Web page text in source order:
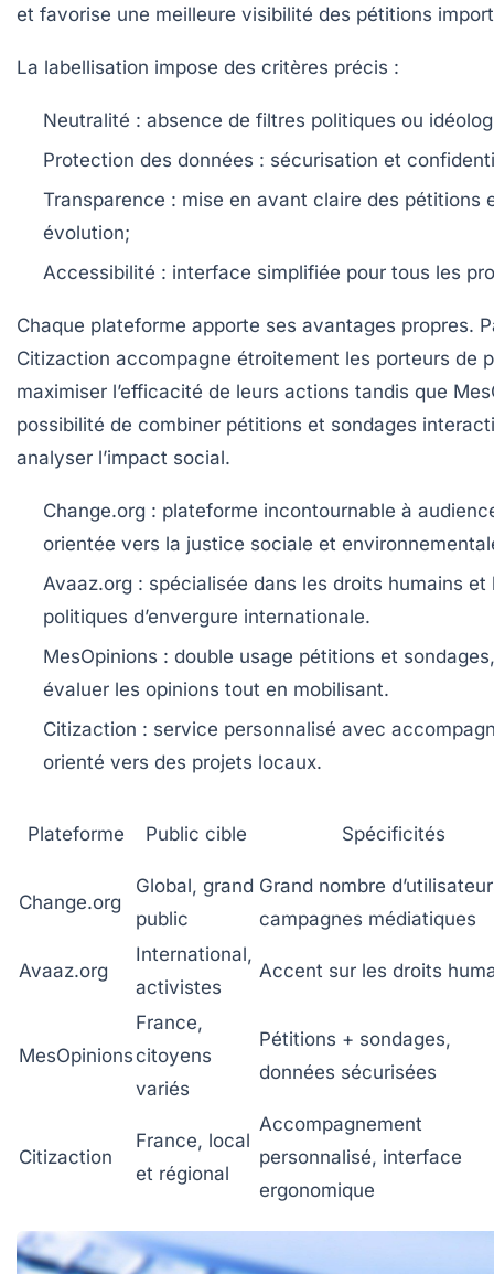
et favorise une meilleure visibilité des pétitions
La labellisation impose des critères précis :
Neutralité : absence de filtres politiques ou
Protection des données : sécurisation et
Transparence : mise en avant claire des pétitions
évolution;
Accessibilité : interface simplifiée pour tous les
Chaque plateforme apporte ses avantages propres.
Citizaction accompagne étroitement les porteurs de
maximiser l’efficacité de leurs actions tandis que
possibilité de combiner pétitions et sondages
analyser l’impact social.
Change.org : plateforme incontournable à
orientée vers la justice sociale et
Avaaz.org : spécialisée dans les droits humains et
politiques d’envergure internationale.
MesOpinions : double usage pétitions et
évaluer les opinions tout en mobilisant.
Citizaction : service personnalisé avec
orienté vers des projets locaux.
Plateforme Public cible Spécificités
Change.org
Global, grand
public
Grand nombre
campagnes médiatiques
Avaaz.org
International,
activistes
Accent sur les droits
MesOpinions
France,
citoyens
variés
Pétitions + sondages,
données sécurisées
Citizaction
France, local
et régional
Accompagnement
personnalisé, interface
ergonomique